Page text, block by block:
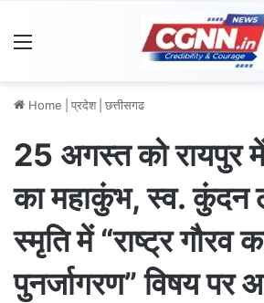
Home प्रदेश छत्तीसगढ
25 अगस्त को रायपुर
का महाकुंभ, स्व. कुंदन
स्मृति में “राष्ट्र गौरव
पुनर्जागरण” विषय पर